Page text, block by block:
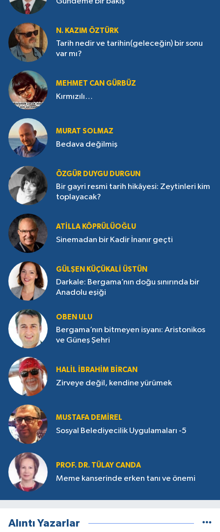
N. KAZIM ÖZTÜRK
Tarih nedir ve tarihin(geleceğin) bir sonu
var mı?
MEHMET CAN GÜRBÜZ
Kırmızılı…
MURAT SOLMAZ
Bedava değilmiş
ÖZGÜR DUYGU DURGUN
Bir gayri resmi tarih hikâyesi: Zeytinleri kim
toplayacak?
ATILLA KÖPRÜLÜOĞLU
Sinemadan bir Kadir İnanır geçti
GÜLŞEN KÜÇÜKALI ÜSTÜN
Darkale: Bergama’nın doğu sınırında bir
Anadolu eşiği
OBEN ULU
Bergama’nın bitmeyen isyanı: Aristonikos
ve Güneş Şehri
HALIL İBRAHIM BIRCAN
Zirveye değil, kendine yürümek
MUSTAFA DEMIREL
Sosyal Belediyecilik Uygulamaları -5
PROF. DR. TÜLAY CANDA
Meme kanserinde erken tanı ve önemi
Alıntı Yazarlar